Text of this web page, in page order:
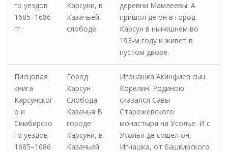
го уездов
1685–1686
гг.
Карсуни, в
Казачьей
слободе.
деревни Мамлеевы. А
пришол де он в город
Карсун в нынешнем во
193-м году и живет в
пустом дворе.
Писцовая
книга
Карсунског
о и
Симбирско
го уездов
1685–1686
Город
Карсун
Слобода
Казачья В
городе
Карсуни, в
Казачьей
Игонашка Акинфиев сын
Корелин. Родиною
сказался Савы
Старожевского
монастыря на Усолье. И с
Усолья де сошел он,
Игнашка, от башкирского